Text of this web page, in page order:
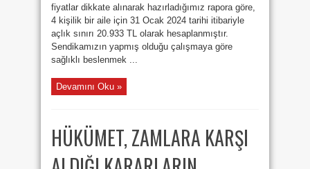
fiyatlar dikkate alınarak hazırladığımız rapora göre,
4 kişilik bir aile için 31 Ocak 2024 tarihi itibariyle
açlık sınırı 20.933 TL olarak hesaplanmıştır.
Sendikamızın yapmış olduğu çalışmaya göre
sağlıklı beslenmek ...
Devamını Oku »
HÜKÜMET, ZAMLARA KARŞI